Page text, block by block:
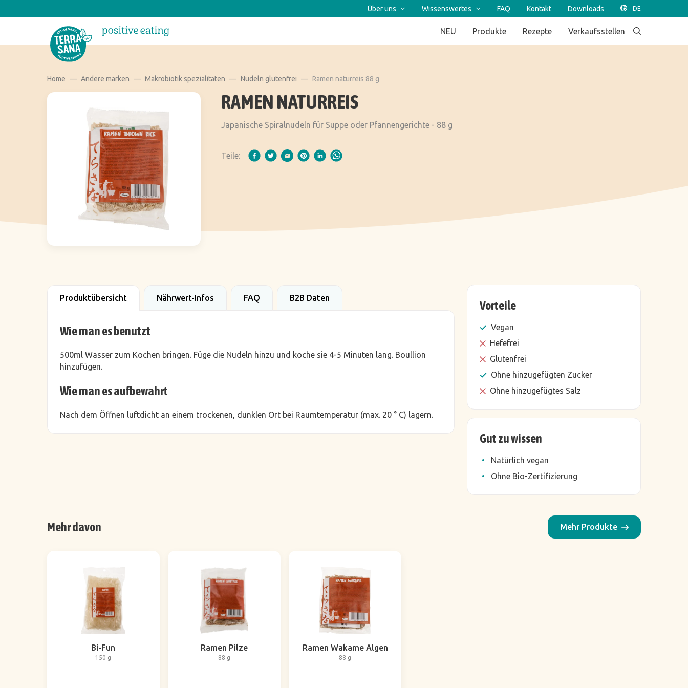
Über uns Wissenswertes FAQ Kontakt Downloads
NEU Produkte Rezepte Verkaufsstellen
Home Andere marken Makrobiotik spezialitaten Nudeln glutenfrei Ramen naturreis 88 g
RAMEN NATURREIS
Japanische Spiralnudeln für Suppe oder Pfannengerichte - 88 g
Teile:
Produktübersicht Nährwert-Infos FAQ B2B Daten
Wie man es benutzt
500ml Wasser zum Kochen bringen. Füge die Nudeln hinzu und koche sie 4-5 Minuten lang. Boullion
hinzufügen.
Wie man es aufbewahrt
Nach dem Öffnen luftdicht an einem trockenen, dunklen Ort bei Raumtemperatur (max. 20 ° C) lagern.
Vorteile
Vegan
Hefefrei
Glutenfrei
Ohne hinzugefügten Zucker
Ohne hinzugefügtes Salz
Gut zu wissen
Natürlich vegan
Ohne Bio-Zertifizierung
Mehr davon Mehr Produkte
Bi-Fun
150 g
Ramen Pilze
88 g
Ramen Wakame Algen
88 g